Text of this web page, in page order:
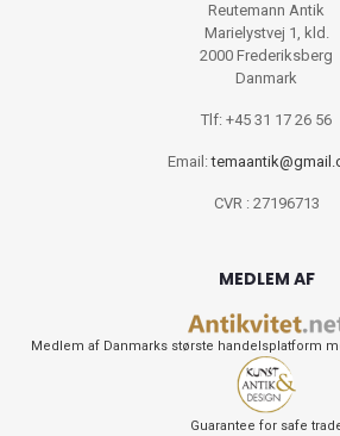
Reutemann Antik
Marielystvej 1, kld.
2000 Frederiksberg
Danmark
Tlf: +45 31 17 26 56
Email:
CVR : 27196713
MEDLEM AF
Medlem af Danmarks største handelsplatform
Guarantee for safe